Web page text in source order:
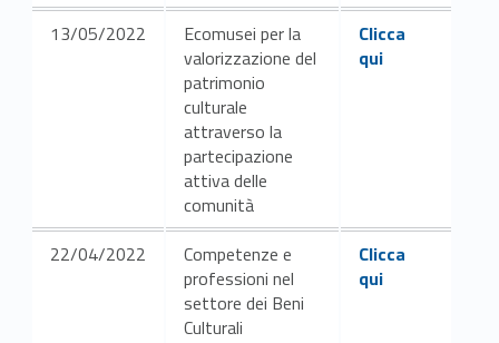
13/05/2022
Ecomusei per la
valorizzazione del
patrimonio
culturale
attraverso la
partecipazione
attiva delle
comunità
Link identifier #identifier__183622-5
Clicca
qui
22/04/2022
Competenze e
professioni nel
settore dei Beni
Culturali
Link identifier #identifier__162584-6
Clicca
qui